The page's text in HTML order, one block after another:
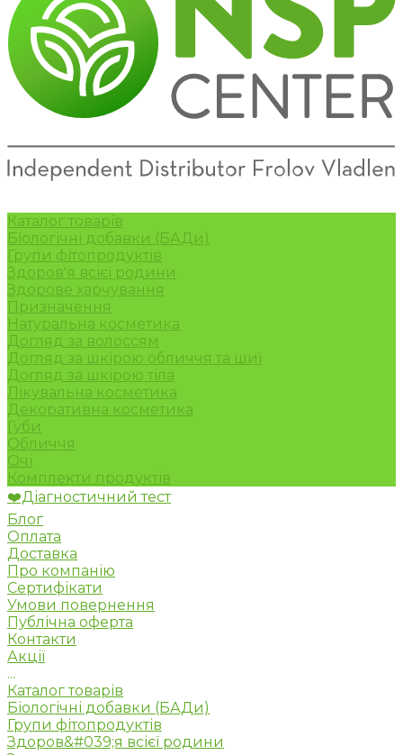
Каталог товарів
Біологічні добавки (БАДи)
Групи фітопродуктів
Здоров'я всієї родини
Здорове харчування
Призначення
Натуральна косметика
Догляд за волоссям
Догляд за шкірою обличчя та шиї
Догляд за шкірою тіла
Лікувальна косметика
Декоративна косметика
Губи
Обличчя
Очі
Комплекти продуктів
❤️Діагностичний тест
Блог
Оплата
Доставка
Про компанію
Сертифікати
Умови повернення
Публічна оферта
Контакти
Акції
...
Каталог товарів
Біологічні добавки (БАДи)
Групи фітопродуктів
Здоров&#039;я всієї родини